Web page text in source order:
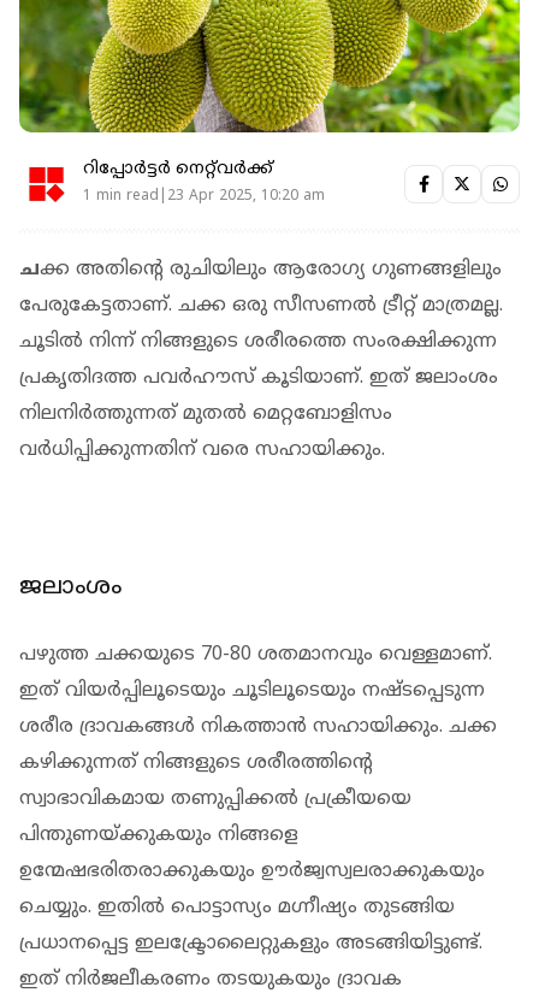
റിപ്പോർട്ടർ നെറ്റ്‌വര്‍ക്ക്‌
1 min read|23 Apr 2025, 10:20 am
ചക്ക അതിന്റെ രുചിയിലും ആരോഗ്യ ഗുണങ്ങളിലും
പേരുകേട്ടതാണ്. ചക്ക ഒരു സീസണല്‍ ട്രീറ്റ് മാത്രമല്ല.
ചൂടില്‍ നിന്ന് നിങ്ങളുടെ ശരീരത്തെ സംരക്ഷിക്കുന്ന
പ്രകൃതിദത്ത പവര്‍ഹൗസ് കൂടിയാണ്. ഇത് ജലാംശം
നിലനിര്‍ത്തുന്നത് മുതല്‍ മെറ്റബോളിസം
വര്‍ധിപ്പിക്കുന്നതിന് വരെ സഹായിക്കും.
ജലാംശം
പഴുത്ത ചക്കയുടെ 70-80 ശതമാനവും വെള്ളമാണ്.
ഇത് വിയര്‍പ്പിലൂടെയും ചൂടിലൂടെയും നഷ്ടപ്പെടുന്ന
ശരീര ദ്രാവകങ്ങള്‍ നികത്താന്‍ സഹായിക്കും. ചക്ക
കഴിക്കുന്നത് നിങ്ങളുടെ ശരീരത്തിന്റെ
സ്വാഭാവികമായ തണുപ്പിക്കല്‍ പ്രക്രീയയെ
പിന്തുണയ്ക്കുകയും നിങ്ങളെ
ഉന്മേഷഭരിതരാക്കുകയും ഊര്‍ജ്വസ്വലരാക്കുകയും
ചെയ്യും. ഇതില്‍ പൊട്ടാസ്യം മഗ്നീഷ്യം തുടങ്ങിയ
പ്രധാനപ്പെട്ട ഇലക്ട്രോലൈറ്റുകളും അടങ്ങിയിട്ടുണ്ട്.
ഇത് നിര്‍ജലീകരണം തടയുകയും ദ്രാവക